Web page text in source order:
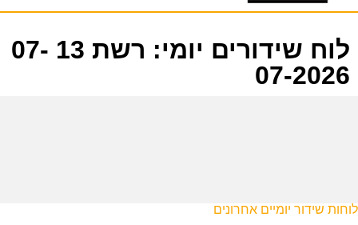
לוח שידורים יומי: רשת 13 07-
07-2026
לוחות שידור יומיים אחרונים